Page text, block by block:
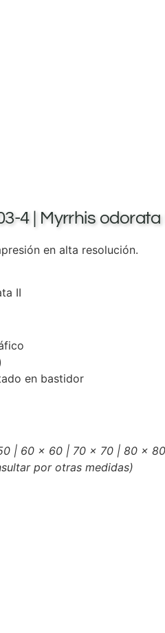
4 | Myrrhis odorata
en alta resolución.
II
en bastidor
| 60 x 60 | 70 x 70 | 80 x 80
por otras medidas)